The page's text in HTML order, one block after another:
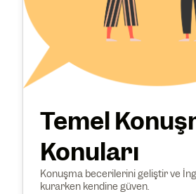
Temel
Konuları
Konuşma becerilerini geliştir ve
kurarken kendine güven.